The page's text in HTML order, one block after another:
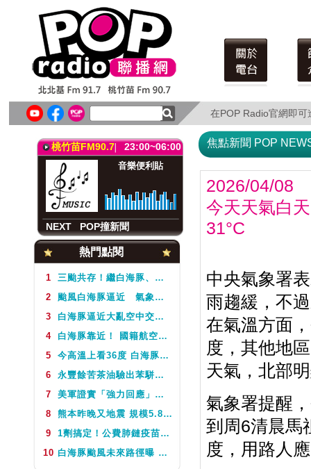
在POP Radio官網即
在POP Radio官網即
北北基FM91.723:00~06:00
音樂便利貼
Music all night
NEXTPOP撞新聞
桃竹苗FM90.723:00~06:00
音樂便利貼
NEXT
POP撞新聞
北北基FM91.723:00~06:00
音樂便利貼
Music all night
熱門點閱
1
三颱共存！繼白海豚、鯨魚後昌鴻颱風生成 氣象署揭對台影響
2
颱風白海豚逼近 氣象署不排除周5下半天發布海警
3
白海豚逼近大亂空中交通 今、明2天航班異動
4
白海豚靠近！ 國籍航空往返日本航班異動一次看
5
今高溫上看36度 白海豚颱風這天最靠近台灣 不排除發海警
6
永豐餘苦茶油驗出苯駢芘超標 北市衛生局：不分批號全面預防性下架
7
美軍證實「強力回應」伊朗飛彈襲擊 國際油價急漲後仍守穩90美元之上
8
熊本昨晚又地震 規模5.8深度極淺 最大震度5弱、氣象廳籲留意餘震
9
1劑搞定！公費肺鏈疫苗8月10日升級為新型疫苗 疾管署：317萬人受惠
10 白海豚颱風未來路徑曝 今體感飆39度 午後山區防大雨
焦點新聞 POP
2026/04/08
今天天氣白
31°C
中央氣象署
雨趨緩，不
在氣溫方面
度，其他地
天氣，北部
氣象署提醒
到周6清晨馬
度，用路人